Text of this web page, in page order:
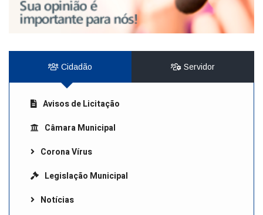
Cidadão Servidor
Avisos de Licitação
Câmara Municipal
Corona Vírus
Legislação Municipal
Notícias